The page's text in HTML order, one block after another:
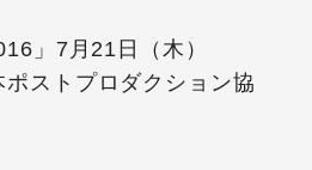
」7月21日（木）
ストプロダクション協